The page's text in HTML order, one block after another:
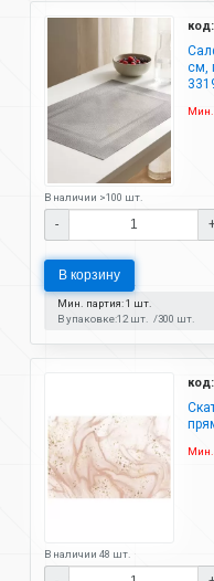
код:
см,
Мин.
В наличии >100 шт.
-
В корзину
Мин. партия: 1 шт.
В упаковке:12 шт. 300 шт.
код:
Мин.
В наличии 48 шт.